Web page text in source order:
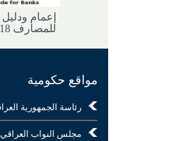
إعمام
للمصارف 2018
مواقع حكومية
رئاسة الجمهورية
مجلس النواب العراقي